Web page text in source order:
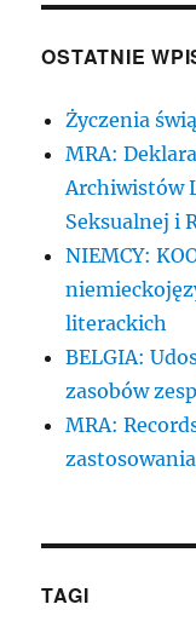
OSTATNIE
Życzenia
MRA:
Archiwistów
Seksualnej i
NIEMCY:
literackich
BELGIA:
zasobów
MRA:
TAGI